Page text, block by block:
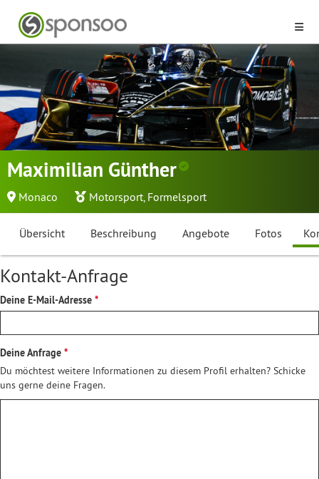
Maximilian Günther
Monaco Motorsport, Formelsport
Übersicht Beschreibung Angebote Fotos
Kontakt-Anfrage
Deine E-Mail-Adresse
Deine Anfrage
Du möchtest weitere Informationen zu diesem Profil erhalten? Schicke
uns gerne deine Fragen.